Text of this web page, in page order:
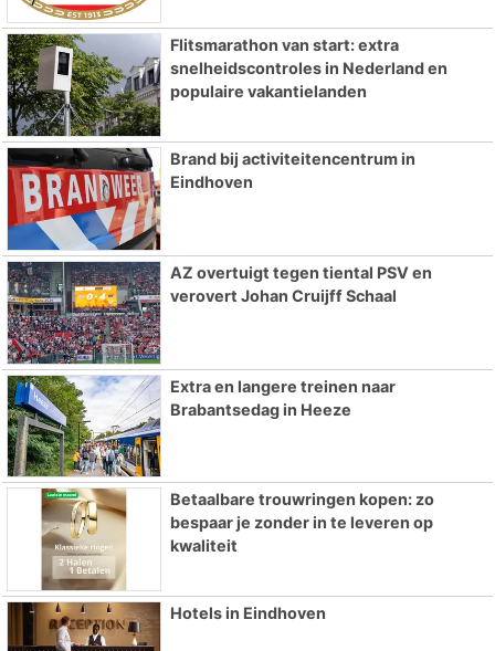
Flitsmarathon van start: extra
snelheidscontroles in Nederland en
populaire vakantielanden
Brand bij activiteitencentrum in
Eindhoven
AZ overtuigt tegen tiental PSV en
verovert Johan Cruijff Schaal
Extra en langere treinen naar
Brabantsedag in Heeze
Betaalbare trouwringen kopen: zo
bespaar je zonder in te leveren op
kwaliteit
Hotels in Eindhoven